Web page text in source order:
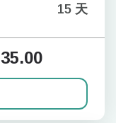
15 天
35.00